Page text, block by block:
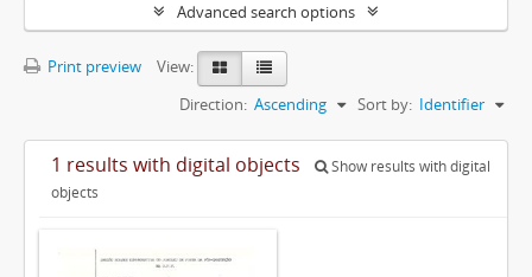
Advanced search options
Print preview
View:
Sort by: Identifier
Direction: Ascending
1 results with digital objects
Show results with digital
objects